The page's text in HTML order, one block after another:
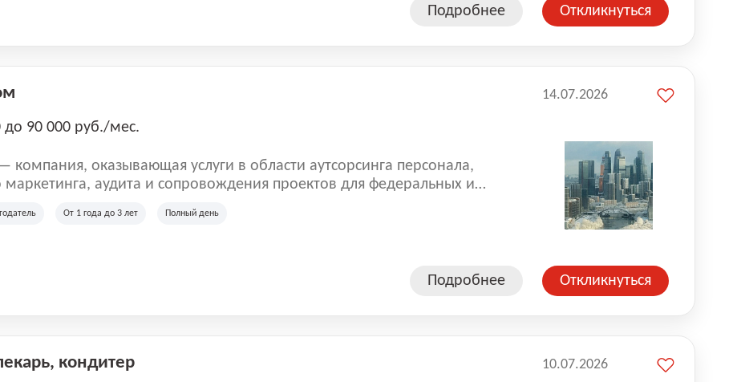
Подробнее Откликнуться
до 90 000 руб./мес.
компания, оказывающая услуги в области аутсорсинга персонала,
маркетинга, аудита и сопровождения проектов для федеральных и
России, Казахстана и Беларуси, сотрудничая с компаниями из
От 1 года до 3 лет Полный день
Подробнее
14.07.2026
Откликнуться
кондитер 10.07.2026